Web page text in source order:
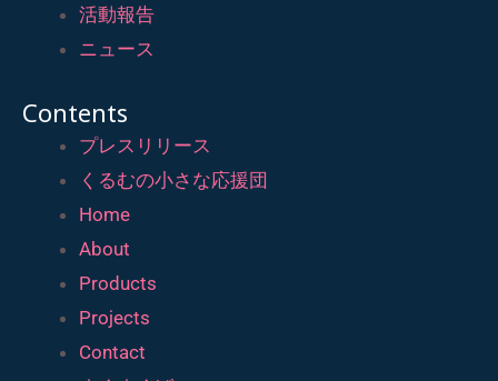
活動報告
ニュース
Contents
プレスリリース
くるむの小さな応援団
Home
About
Products
Projects
Contact